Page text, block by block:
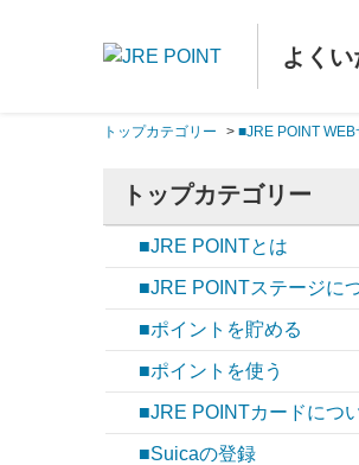
よく
トップカテゴリー > ■JRE POINT WEB
トップカテゴリー
■JRE POINTとは
■JRE POINTステージに
■ポイントを貯める
■ポイントを使う
■JRE POINTカードにつ
■Suicaの登録